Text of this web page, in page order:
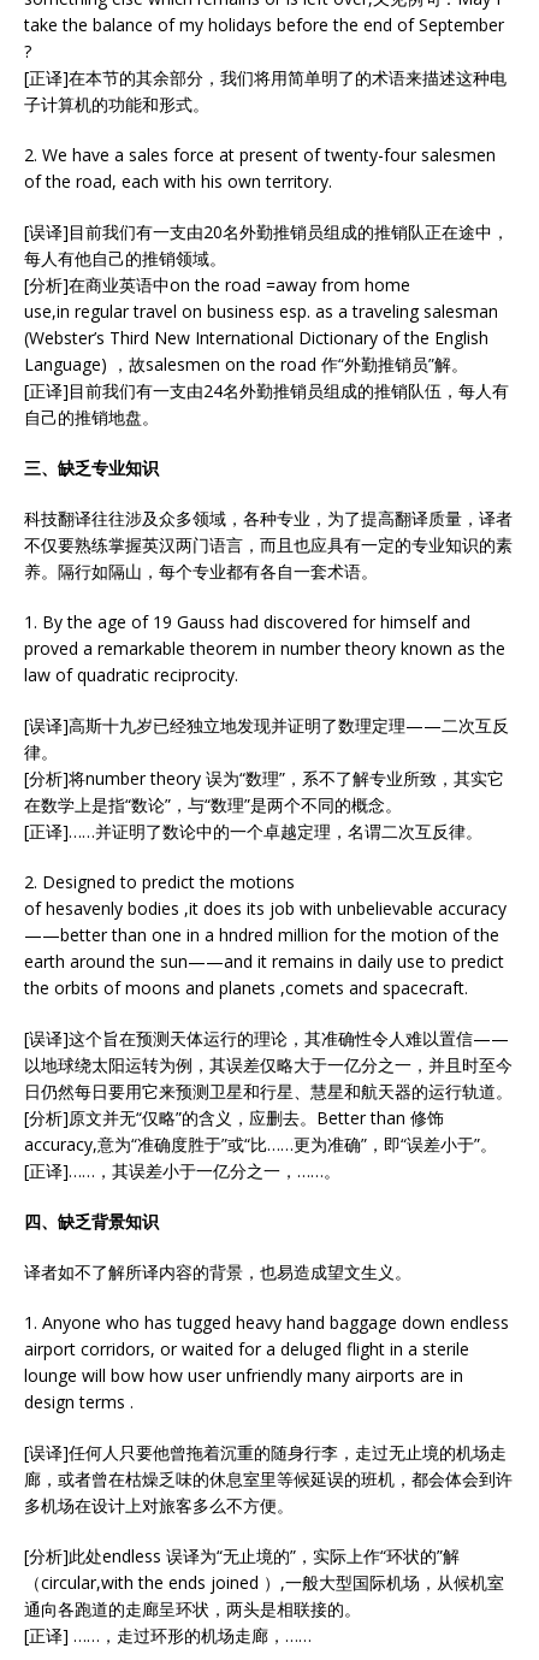
take the balance of my holidays before the end of September
?
[正译]在本节的其余部分，我们将用简单明了的术语来描述这种电
子计算机的功能和形式。
2. We have a sales force at present of twenty-four salesmen
of the road, each with his own territory.
[误译]目前我们有一支由20名外勤推销员组成的推销队正在途中，
每人有他自己的推销领域。
[分析]在商业英语中on the road =away from home
use,in regular travel on business esp. as a traveling salesman
(Webster’s Third New International Dictionary of the English
Language) ，故salesmen on the road 作“外勤推销员”解。
[正译]目前我们有一支由24名外勤推销员组成的推销队伍，每人有
自己的推销地盘。
三、缺乏专业知识
科技翻译往往涉及众多领域，各种专业，为了提高翻译质量，译者
不仅要熟练掌握英汉两门语言，而且也应具有一定的专业知识的素
养。隔行如隔山，每个专业都有各自一套术语。
1. By the age of 19 Gauss had discovered for himself and
proved a remarkable theorem in number theory known as the
law of quadratic reciprocity.
[误译]高斯十九岁已经独立地发现并证明了数理定理——二次互反
律。
[分析]将number theory 误为“数理”，系不了解专业所致，其实它
在数学上是指“数论”，与“数理”是两个不同的概念。
[正译]……并证明了数论中的一个卓越定理，名谓二次互反律。
2. Designed to predict the motions
of hesavenly bodies ,it does its job with unbelievable accuracy
——better than one in a hndred million for the motion of the
earth around the sun——and it remains in daily use to predict
the orbits of moons and planets ,comets and spacecraft.
[误译]这个旨在预测天体运行的理论，其准确性令人难以置信——
以地球绕太阳运转为例，其误差仅略大于一亿分之一，并且时至今
日仍然每日要用它来预测卫星和行星、慧星和航天器的运行轨道。
[分析]原文并无“仅略”的含义，应删去。Better than 修饰
accuracy,意为“准确度胜于”或“比……更为准确”，即“误差小于”。
[正译]……，其误差小于一亿分之一，……。
四、缺乏背景知识
译者如不了解所译内容的背景，也易造成望文生义。
1. Anyone who has tugged heavy hand baggage down endless
airport corridors, or waited for a deluged flight in a sterile
lounge will bow how user unfriendly many airports are in
design terms .
[误译]任何人只要他曾拖着沉重的随身行李，走过无止境的机场走
廊，或者曾在枯燥乏味的休息室里等候延误的班机，都会体会到许
多机场在设计上对旅客多么不方便。
[分析]此处endless 误译为“无止境的”，实际上作“环状的”解
（circular,with the ends joined ）,一般大型国际机场，从候机室
通向各跑道的走廊呈环状，两头是相联接的。
[正译] ……，走过环形的机场走廊，……